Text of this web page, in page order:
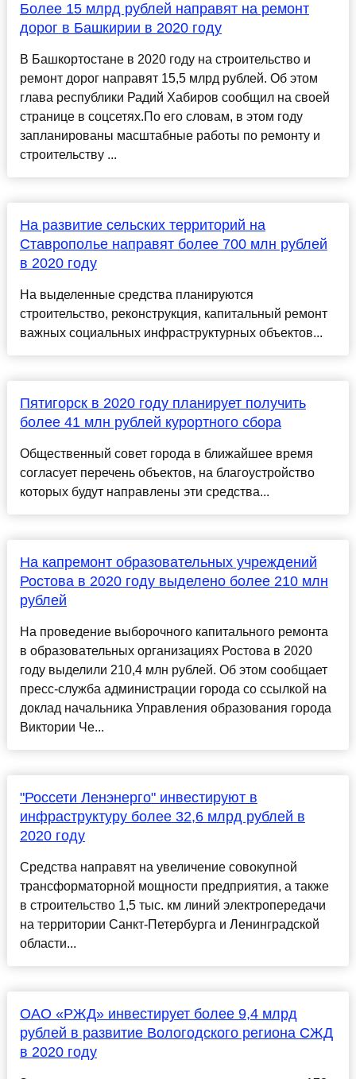
Более 15 млрд рублей направят на ремонт
дорог в Башкирии в 2020 году
В Башкортостане в 2020 году на строительство и
ремонт дорог направят 15,5 млрд рублей. Об этом
глава республики Радий Хабиров сообщил на своей
странице в соцсетях.По его словам, в этом году
запланированы масштабные работы по ремонту и
строительству ...
На развитие сельских территорий на
Ставрополье направят более 700 млн рублей
в 2020 году
На выделенные средства планируются
строительство, реконструкция, капитальный ремонт
важных социальных инфраструктурных объектов...
Пятигорск в 2020 году планирует получить
более 41 млн рублей курортного сбора
Общественный совет города в ближайшее время
согласует перечень объектов, на благоустройство
которых будут направлены эти средства...
На капремонт образовательных учреждений
Ростова в 2020 году выделено более 210 млн
рублей
На проведение выборочного капитального ремонта
в образовательных организациях Ростова в 2020
году выделили 210,4 млн рублей. Об этом сообщает
пресс-служба администрации города со ссылкой на
доклад начальника Управления образования города
Виктории Че...
"Россети Ленэнерго" инвестируют в
инфраструктуру более 32,6 млрд рублей в
2020 году
Средства направят на увеличение совокупной
трансформаторной мощности предприятия, а также
в строительство 1,5 тыс. км линий электропередачи
на территории Санкт-Петербурга и Ленинградской
области...
ОАО «РЖД» инвестирует более 9,4 млрд
рублей в развитие Вологодского региона СЖД
в 2020 году